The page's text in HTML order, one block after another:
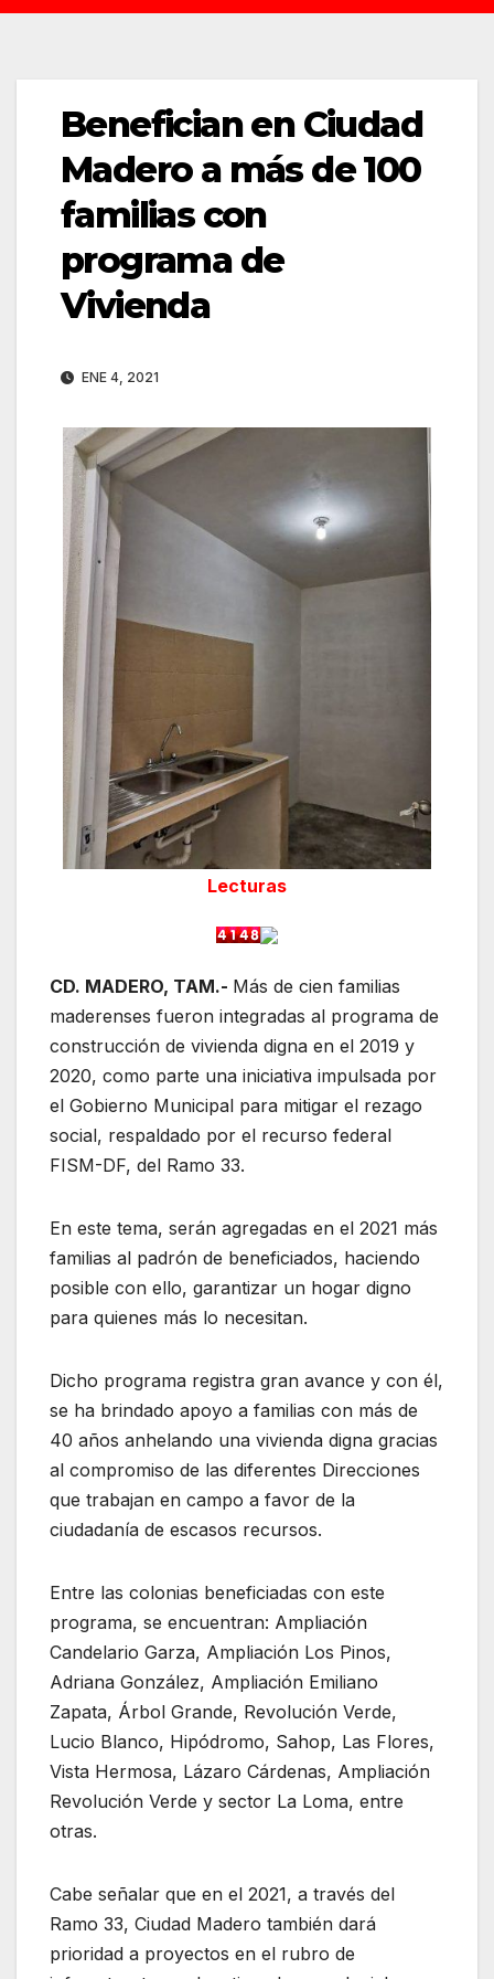
Benefician en Ciudad
Madero a más de 100
familias con
programa de
Vivienda
ENE 4, 2021
Lecturas
CD. MADERO, TAM.- Más de cien familias
maderenses fueron integradas al programa de
construcción de vivienda digna en el 2019 y
2020, como parte una iniciativa impulsada por
el Gobierno Municipal para mitigar el rezago
social, respaldado por el recurso federal
FISM-DF, del Ramo 33.
En este tema, serán agregadas en el 2021 más
familias al padrón de beneficiados, haciendo
posible con ello, garantizar un hogar digno
para quienes más lo necesitan.
Dicho programa registra gran avance y con él,
se ha brindado apoyo a familias con más de
40 años anhelando una vivienda digna gracias
al compromiso de las diferentes Direcciones
que trabajan en campo a favor de la
ciudadanía de escasos recursos.
Entre las colonias beneficiadas con este
programa, se encuentran: Ampliación
Candelario Garza, Ampliación Los Pinos,
Adriana González, Ampliación Emiliano
Zapata, Árbol Grande, Revolución Verde,
Lucio Blanco, Hipódromo, Sahop, Las Flores,
Vista Hermosa, Lázaro Cárdenas, Ampliación
Revolución Verde y sector La Loma, entre
otras.
Cabe señalar que en el 2021, a través del
Ramo 33, Ciudad Madero también dará
prioridad a proyectos en el rubro de